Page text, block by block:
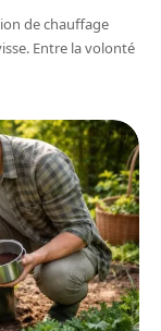
de chauffage
Entre la volonté